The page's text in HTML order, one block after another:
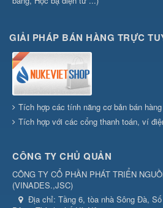
GIẢI PHÁP BÁN HÀNG TRỰC
Tích hợp các tính năng cơ bản bán
Tích hợp với các cổng thanh toán, ví
CÔNG TY CHỦ QUẢN
CÔNG TY CỔ PHẦN PHÁT TRIỂN
(VINADES.,JSC)
Địa chỉ: Tầng 6, tòa nhà Sông Đà,